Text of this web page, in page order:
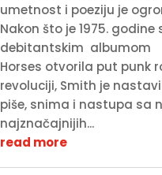
umetnost i poeziju je
Nakon što je 1975. godine
debitantskim albumom
Horses otvorila put punk
revoluciji, Smith je
piše, snima i nastupa sa
najznačajnijih...
read more